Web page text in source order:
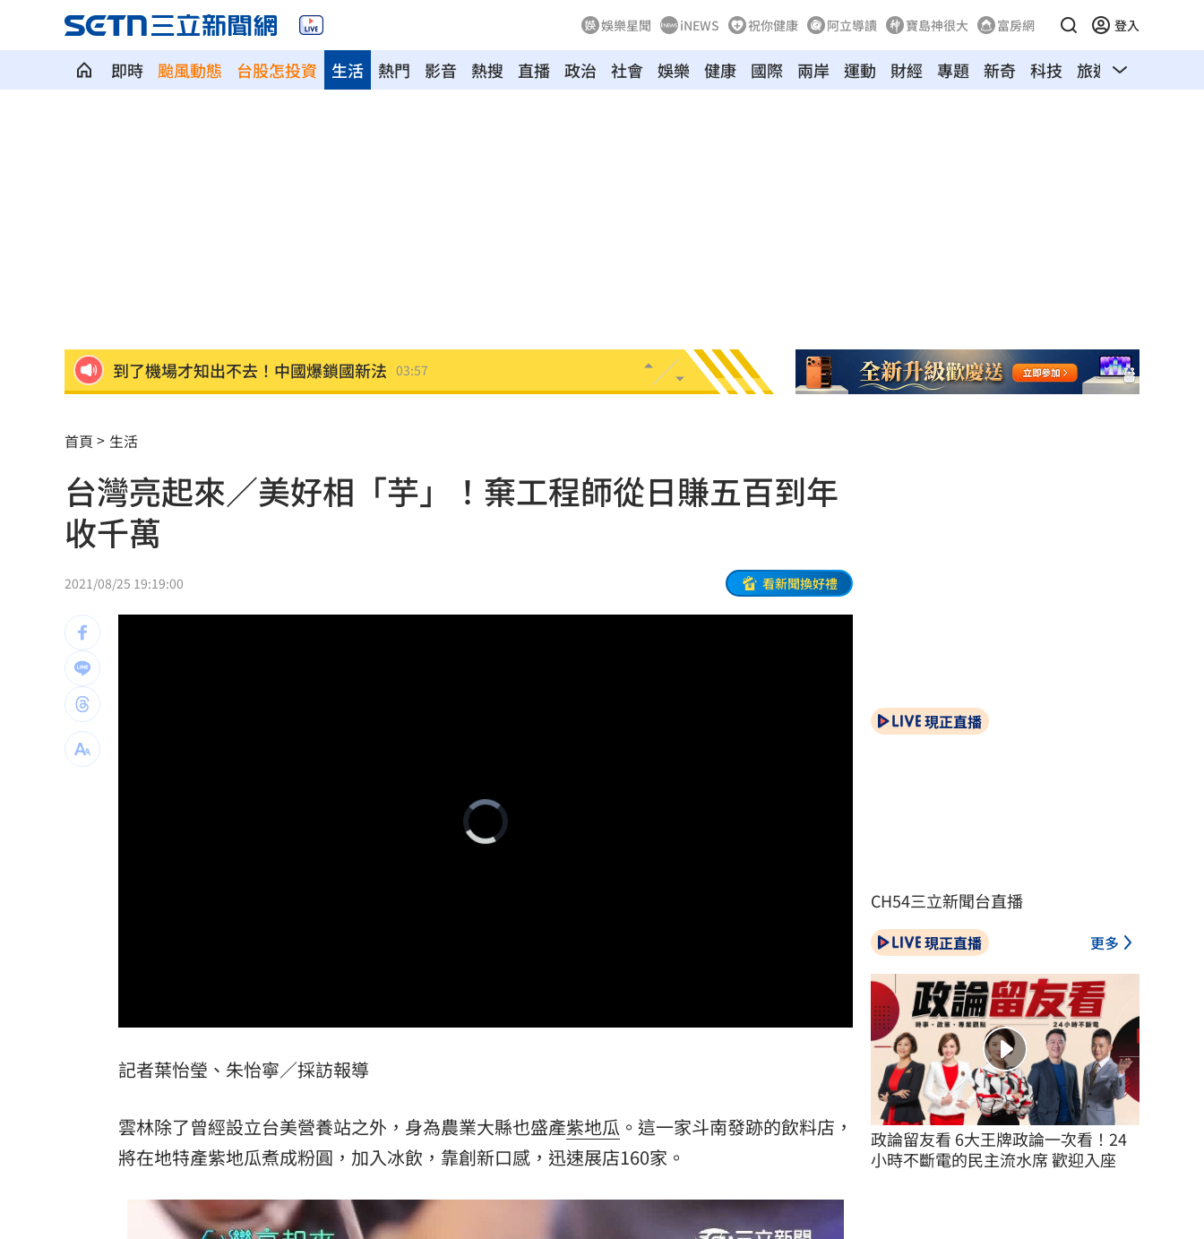
娛樂星聞 iNEWS 祝你健康 阿立導讀 寶島神很大 富房網 登入
即時 颱風動態 台股怎投資 熱門 影音 熱搜 直播 政治 社會 娛樂
生活 健康 國際 兩岸 運動 財經 專題 新奇 科技 旅遊 汽車
7年前遭譏傻逼！他逆襲超車中國前首富 03:10
記憶體產能全被大廠包下 驚人漲價潮來襲
北美訂單補爆 聯發科小金雞EPS至27.12元 02:30
AI和你讀的不同！實測《時代》驚揭1真相
這大廠三支柱到位 全年EPS上看5.68元
慈濟買BNT被詐10億！藍昔嗆擋疫苗網朝聖 01:35
LIVE三立+24小時直播 15:27
三立iNEWS新聞台線上直播 18:00
首頁 生活
台灣亮起來／美好相「芋」！棄工程師從日賺五百到年
收千萬
2021/08/25 19:19:00 看新聞換好禮
Video
Player
is
loading.
0%
記者葉怡瑩、朱怡寧／採訪報導
雲林除了曾經設立台美營養站之外，身為農業大縣也盛產紫地瓜 。這一家斗南發跡的飲料店，
將在地特產紫地瓜煮成粉圓，加入冰飲，靠創新口感，迅速展店160家。
現正直播
CH54三立新聞台直播
現正直播 更多
政論留友看 6大王牌政論一次看！24
小時不斷電的民主流水席 歡迎入座